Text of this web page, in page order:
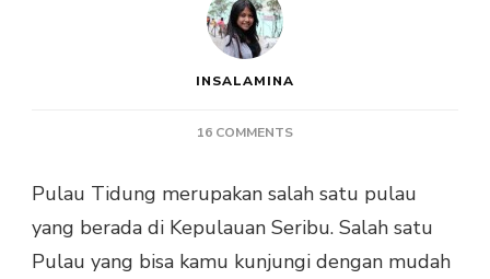
INSALAMINA
16 COMMENTSON
:
OPEN
VS
Pulau Tidung merupakan salah satu pulau
yang berada di Kepulauan Seribu. Salah satu
Pulau yang bisa kamu kunjungi dengan mudah